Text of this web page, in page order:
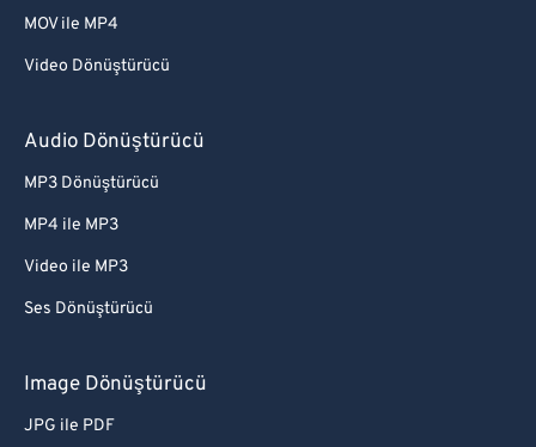
MOV ile MP4
Video Dönüştürücü
Audio Dönüştürücü
MP3 Dönüştürücü
MP4 ile MP3
Video ile MP3
Ses Dönüştürücü
Image Dönüştürücü
JPG ile PDF